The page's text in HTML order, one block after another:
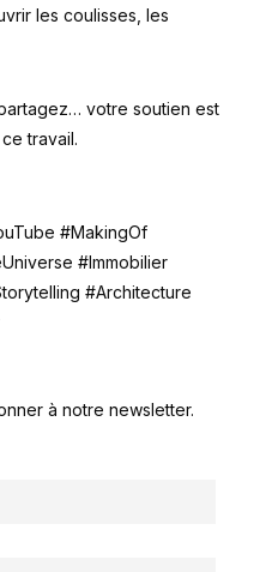
les coulisses, les
votre soutien est
travail.
#MakingOf
#Immobilier
#Architecture
à notre newsletter.